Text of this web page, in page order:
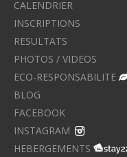
CALENDRIER
INSCRIPTIONS
RESULTATS
PHOTOS / VIDEOS
ECO-RESPONSABILITE
BLOG
FACEBOOK
INSTAGRAM
HEBERGEMENTS